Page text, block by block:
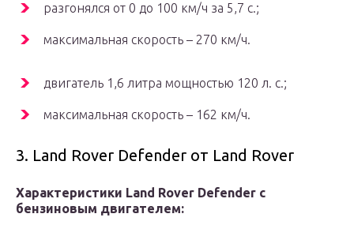
разгонялся от 0 до 100 км/ч за 5,7 с.;
максимальная скорость – 270 км/ч.
двигатель 1,6 литра мощностью 120 л. с.;
максимальная скорость – 162 км/ч.
3. Land Rover Defender от Land Rover
Характеристики Land Rover Defender с
бензиновым двигателем: